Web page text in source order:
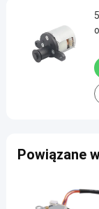
Powiązane